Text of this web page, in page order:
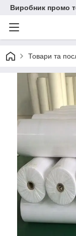
Виробник промо
Товари та